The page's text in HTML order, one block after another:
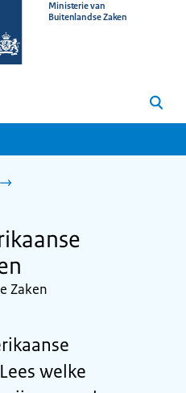
Ministerie van
Buitenlandse Zaken
Zoeken
Zaken
welke